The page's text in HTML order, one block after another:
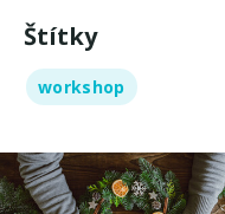
Štítky
workshop